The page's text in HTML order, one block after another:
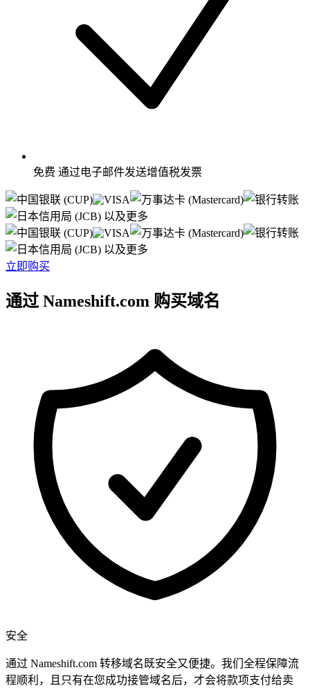
免费 通过电子邮件发送增值税发票
以及更多
以及更多
立即购买
通过 Nameshift.com 购买域名
安全
通过 Nameshift.com 转移域名既安全又便捷。我们全程保障流
程顺利，且只有在您成功接管域名后，才会将款项支付给卖